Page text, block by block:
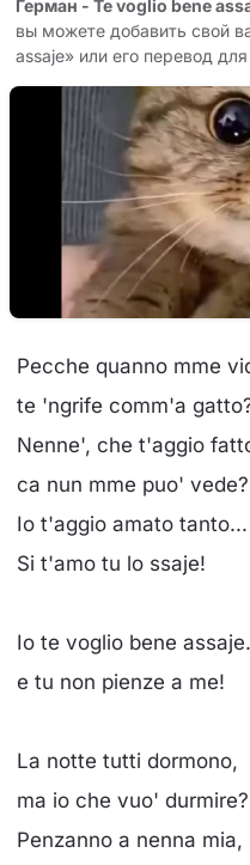
Герман - Te voglio bene
вы можете добавить свой
assaje» или его перевод
Pecche quanno mme
te 'ngrife comm'a
Nenne', che t'aggio
ca nun mme puo'
Io t'aggio amato tanto...
Si t'amo tu lo ssaje!
Io te voglio bene
e tu non pienze a me!
La notte tutti dormono,
ma io che vuo'
Penzanno a nenna mia,